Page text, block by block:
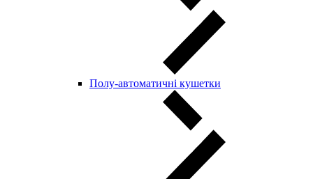
Полу-автоматичні кушетки